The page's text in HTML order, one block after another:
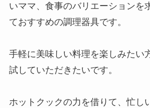
いママ、食事のバリエーションを
ておすすめの調理器具です。
手軽に美味しい料理を楽しみたい
試していただきたいです。
ホットクックの力を借りて、忙し